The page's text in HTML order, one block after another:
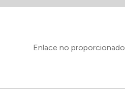
Enlace no proporcionado